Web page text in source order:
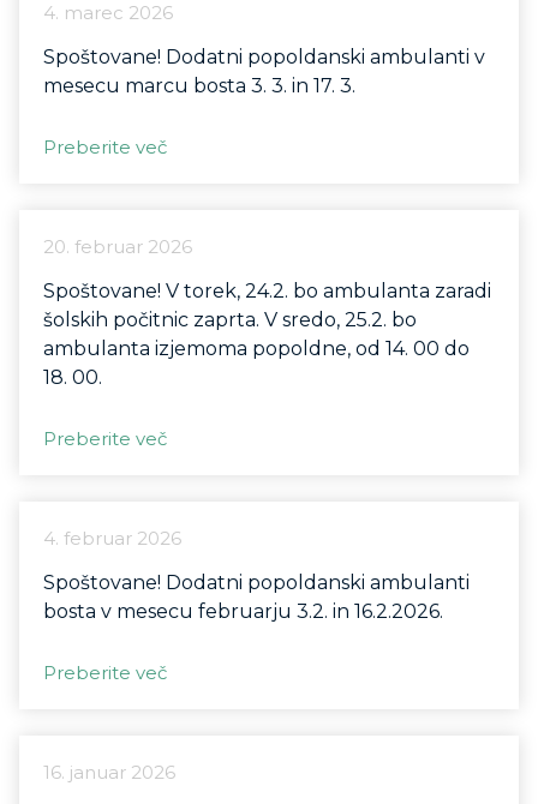
4. marec 2026
Spoštovane! Dodatni popoldanski ambulanti v
mesecu marcu bosta 3. 3. in 17. 3.
Preberite več
20. februar 2026
Spoštovane! V torek, 24.2. bo ambulanta zaradi
šolskih počitnic zaprta. V sredo, 25.2. bo
ambulanta izjemoma popoldne, od 14. 00 do
18. 00.
Preberite več
4. februar 2026
Spoštovane! Dodatni popoldanski ambulanti
bosta v mesecu februarju 3.2. in 16.2.2026.
Preberite več
16. januar 2026